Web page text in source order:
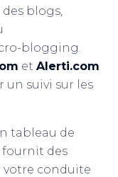
blogs,
blogging.
etAlerti.com
suivi sur les
tableau de
fournit des
conduite